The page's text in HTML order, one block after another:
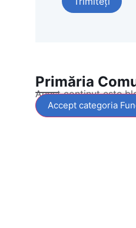
Primăria
Acest conținut este
Accept categoria